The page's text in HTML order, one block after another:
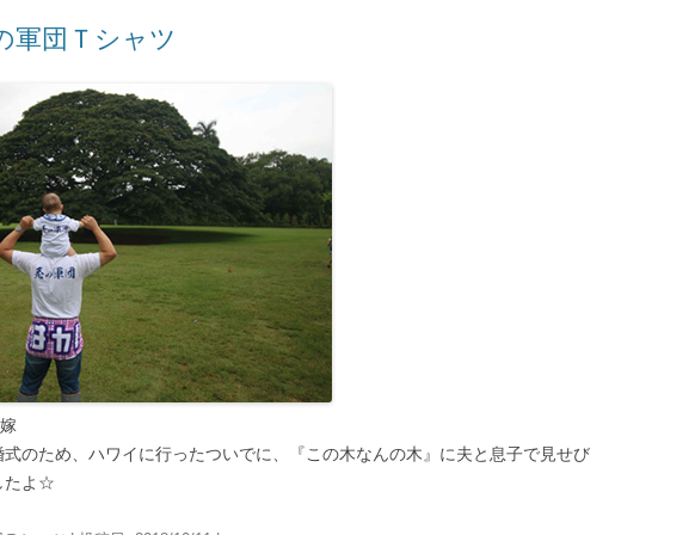
軍団Ｔシャツ
のため、ハワイに行ったついでに、『この木なんの木』に夫と息子で見せび
たよ☆